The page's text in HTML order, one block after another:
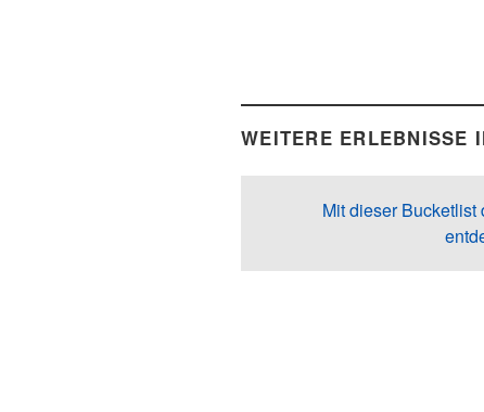
WEITERE ERLEBNISSE
Mit dieser Bucketlist